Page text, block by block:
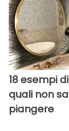
18 esempi
quali non
piangere